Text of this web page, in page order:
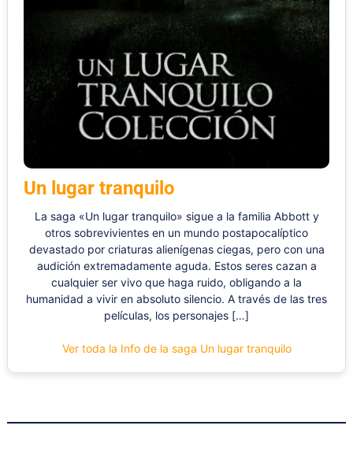
Un lugar tranquilo
La saga «Un lugar tranquilo» sigue a la familia Abbott y
otros sobrevivientes en un mundo postapocalíptico
devastado por criaturas alienígenas ciegas, pero con una
audición extremadamente aguda. Estos seres cazan a
cualquier ser vivo que haga ruido, obligando a la
humanidad a vivir en absoluto silencio. A través de las tres
películas, los personajes […]
Ver toda la Info de la saga Un lugar tranquilo